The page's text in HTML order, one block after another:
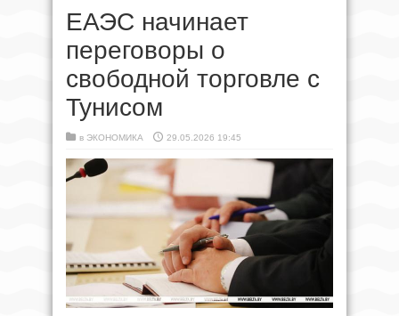
ЕАЭС начинает
переговоры о
свободной торговле с
Тунисом
в ЭКОНОМИКА 29.05.2026 19:45